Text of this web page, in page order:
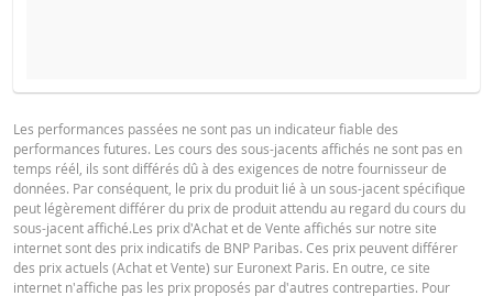
COURS DU SOUS-JACENT ATTENDU QUANTITÉ
PÉRIODE
1 Jour 1 Semaine 1 An
PROSPECTUS DE BASE
Français (France)
FINAL TERMS
Les performances passées ne sont pas un indicateur fiable des
performances futures. Les cours des sous-jacents affichés ne sont pas en
temps réél, ils sont différés dû à des exigences de notre fournisseur de
données. Par conséquent, le prix du produit lié à un sous-jacent spécifique
peut légèrement différer du prix de produit attendu au regard du cours du
sous-jacent affiché.Les prix d'Achat et de Vente affichés sur notre site
internet sont des prix indicatifs de BNP Paribas. Ces prix peuvent différer
des prix actuels (Achat et Vente) sur Euronext Paris. En outre, ce site
internet n'affiche pas les prix proposés par d'autres contreparties. Pour